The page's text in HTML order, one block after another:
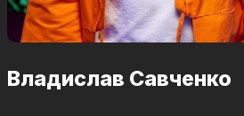
Владислав Савченко